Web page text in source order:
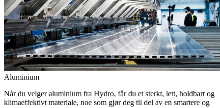
Aluminium
Når du velger aluminium fra Hydro, får du et sterkt, lett, holdbart og
klimaeffektivt materiale, noe som gjør deg til del av en smartere og